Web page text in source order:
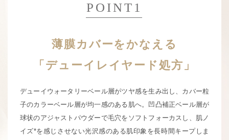
POINT1
薄膜カバーをかなえる
「デューイレイヤード処方」
デューイウォータリーベール層がツヤ感を生み出し、カバー粒
子のカラーベール層が均一感のある肌へ。
凹凸補正ベール層が
球状のアジャストパウダーで毛穴をソフトフォーカスし、 肌ノ
イズ*を感じさせない光沢感のある肌印象を長時間キープしま